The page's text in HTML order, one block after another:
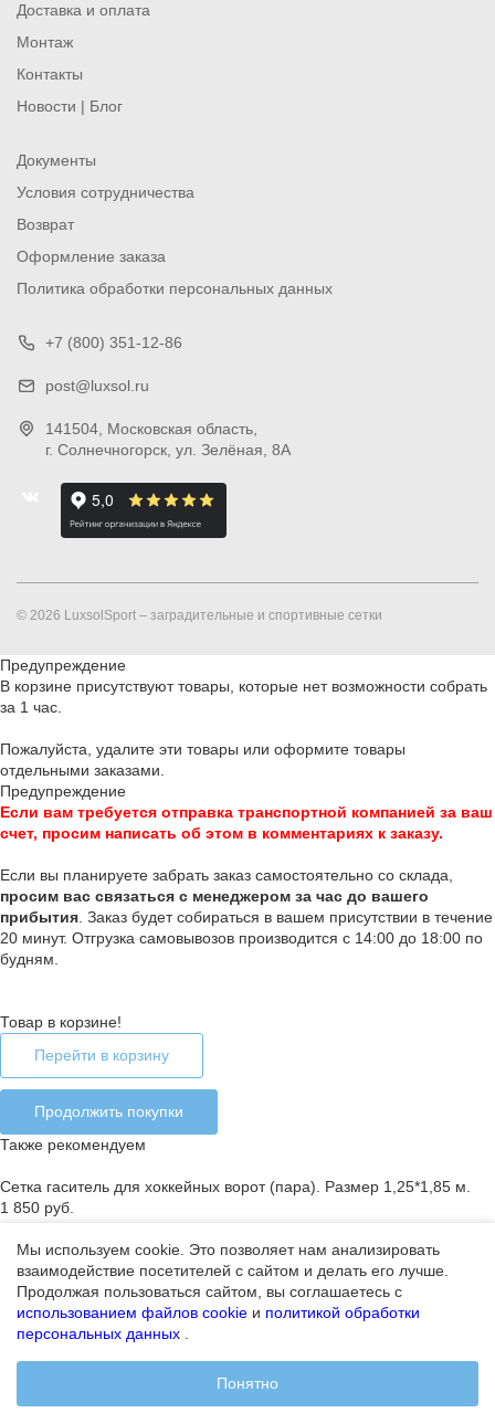
Доставка и оплата
Монтаж
Контакты
Новости | Блог
Документы
Условия сотрудничества
Возврат
Оформление заказа
Политика обработки персональных данных
+7 (800) 351-12-86
post@luxsol.ru
141504 , Московская область,
г. Солнечногорск ул. Зелёная, 8А
© 2026 LuxsolSport – заградительные и спортивные сетки
Мы используем cookie. Это позволяет нам анализировать
взаимодействие посетителей с сайтом и делать его лучше.
Продолжая пользоваться сайтом, вы соглашаетесь с
использованием файлов cookie и политикой обработки
персональных данных
Понятно
Предупреждение
В корзине присутствуют товары, которые нет возможности собрать
за 1 час.
Пожалуйста, удалите эти товары или оформите товары
отдельными заказами.
Предупреждение
Если вам требуется отправка транспортной компанией за ваш
счет, просим написать об этом в комментариях к заказу.
Если вы планируете забрать заказ самостоятельно со склада,
просим вас связаться с менеджером за час до вашего
прибытия . Заказ будет собираться в вашем присутствии в течение
20 минут. Отгрузка самовывозов производится с 14:00 до 18:00 по
будням.
Товар в корзине!
Перейти в корзину
Продолжить покупки
Также рекомендуем
Сетка гаситель для хоккейных ворот (пара). Размер 1,25*1,85 м.
1 850 руб.
Ошибка добавления товара в корзину
Закончился лимит на покупку товара или товар отсутствует
Продолжить покупки
Не удалось оформить заказ за 1 час.